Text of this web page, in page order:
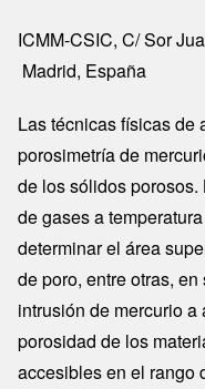
ICMM-CSIC, C/ Sor
Madrid, España
Las técnicas físicas de
porosimetría de
de los sólidos
de gases a
determinar el área
de poro, entre otras,
intrusión de mercurio
porosidad de los
accesibles en el rango